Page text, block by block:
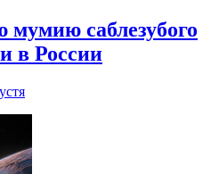
саблезубого
в России